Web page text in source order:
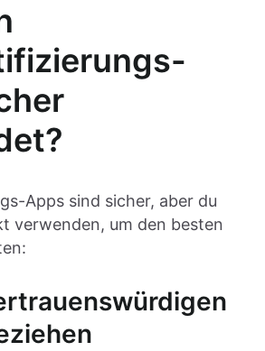
Apps sind sicher, aber du
verwenden, um den besten